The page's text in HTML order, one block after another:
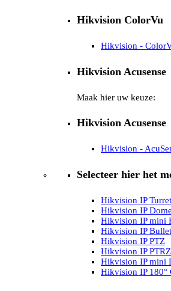
Hikvision ColorVu
Hikvision -
Hikvision Acusense
Maak hier uw keuze:
Hikvision Acusense
Hikvision -
Selecteer hier het
Hikvision IP Turret
Hikvision IP Dome
Hikvision IP mini
Hikvision IP Bullet
Hikvision IP PTZ
Hikvision IP PTRZ
Hikvision IP mini
Hikvision IP 180°